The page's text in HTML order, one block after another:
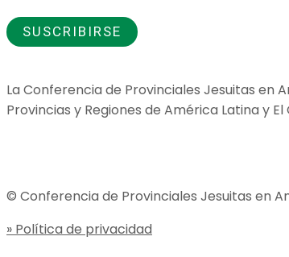
La Conferencia de Provinciales Jesuitas en
Provincias y Regiones de América Latina y El
© Conferencia de Provinciales Jesuitas en
» Política de privacidad